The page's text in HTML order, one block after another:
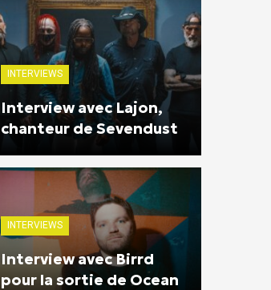
INTERVIEWS
Interview avec Lajon,
chanteur de Sevendust
INTERVIEWS
Interview avec Birrd
pour la sortie de Ocean